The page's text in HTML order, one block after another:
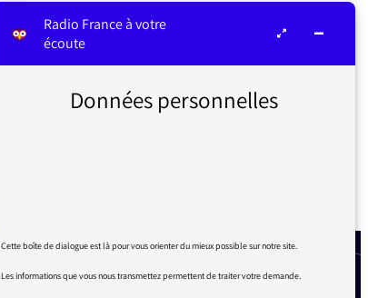
Radio France à votre
écoute
Données personnelles
Cette boîte de dialogue est là pour vous orienter du mieux possible sur notre site.
Les informations que vous nous transmettez permettent de traiter votre demande.